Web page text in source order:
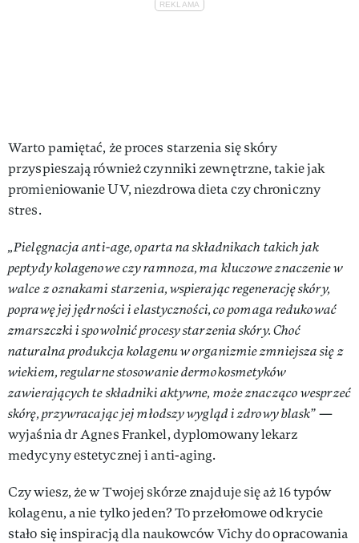
Warto pamiętać, że proces starzenia się skóry
przyspieszają również czynniki zewnętrzne, takie jak
promieniowanie UV, niezdrowa dieta czy chroniczny
stres.
„Pielęgnacja anti-age, oparta na składnikach takich jak
peptydy kolagenowe czy ramnoza, ma kluczowe znaczenie w
walce z oznakami starzenia, wspierając regenerację skóry,
poprawę jej jędrności i elastyczności, co pomaga redukować
zmarszczki i spowolnić procesy starzenia skóry. Choć
naturalna produkcja kolagenu w organizmie zmniejsza się z
wiekiem, regularne stosowanie dermokosmetyków
zawierających te składniki aktywne, może znacząco wesprzeć
skórę, przywracając jej młodszy wygląd i zdrowy blask”—
wyjaśnia dr Agnes Frankel, dyplomowany lekarz
medycyny estetycznej i anti-aging.
Czy wiesz, że w Twojej skórze znajduje się aż 16 typów
kolagenu, a nie tylko jeden? To przełomowe odkrycie
stało się inspiracją dla naukowców Vichy do opracowania